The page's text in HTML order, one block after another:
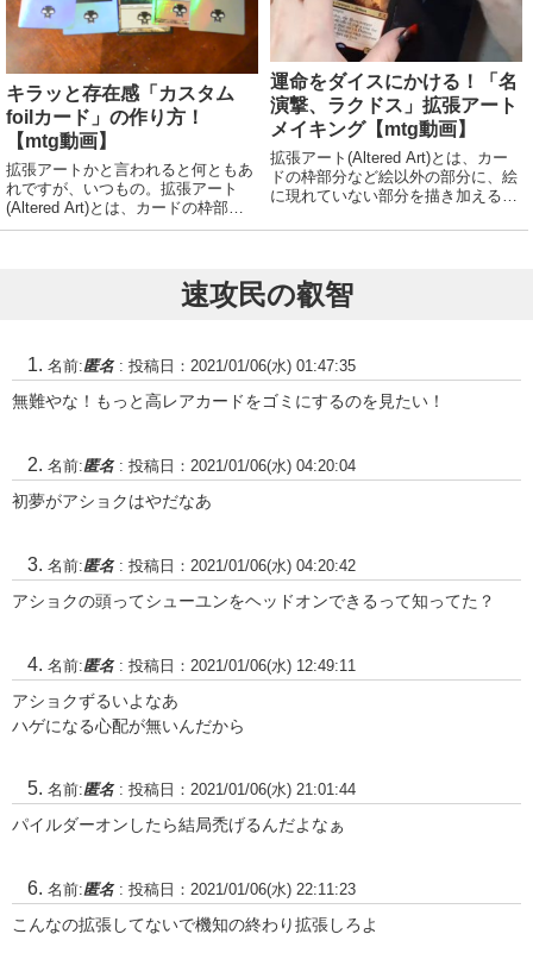
キラッと存在感「カスタム
foilカード」の作り方！
【mtg動画】
拡張アートかと言われると何ともあ
れですが、いつもの。拡張アート
(Altered Art)とは、カードの枠部分
など絵以外の部分に、絵に現れてい
ドのこと。拡張アートをはじめとす
運命をダイスにかける！「名
演撃、ラクドス」拡張アート
メイキング【mtg動画】
拡張アート(Altered Art)とは、カー
ドの枠部分など絵以外の部分に、絵
に現れていない部分を描き加えるこ
れたカードのこと。拡張アートをは
の...
速攻民の叡智
名前:匿名 : 投稿日：2021/01/06(水) 01:47:35
無難やな！もっと高レアカードをゴミにするのを見たい！
名前:匿名 : 投稿日：2021/01/06(水) 04:20:04
初夢がアショクはやだなあ
名前:匿名 : 投稿日：2021/01/06(水) 04:20:42
アショクの頭ってシューユンをヘッドオンできるって知ってた？
名前:匿名 : 投稿日：2021/01/06(水) 12:49:11
アショクずるいよなあ
ハゲになる心配が無いんだから
名前:匿名 : 投稿日：2021/01/06(水) 21:01:44
パイルダーオンしたら結局禿げるんだよなぁ
名前:匿名 : 投稿日：2021/01/06(水) 22:11:23
こんなの拡張してないで機知の終わり拡張しろよ